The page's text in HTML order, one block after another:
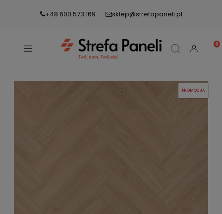
+48 600 573 169 sklep@strefapaneli.pl
PROMOCJA